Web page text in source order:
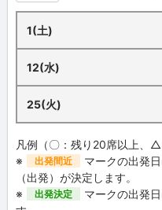
1(土)
12(水)
25(火)
凡例（〇：残り20席以上、△
※
出発間近
マークの出発
（出発）が決定します。
※
出発決定
マークの出発